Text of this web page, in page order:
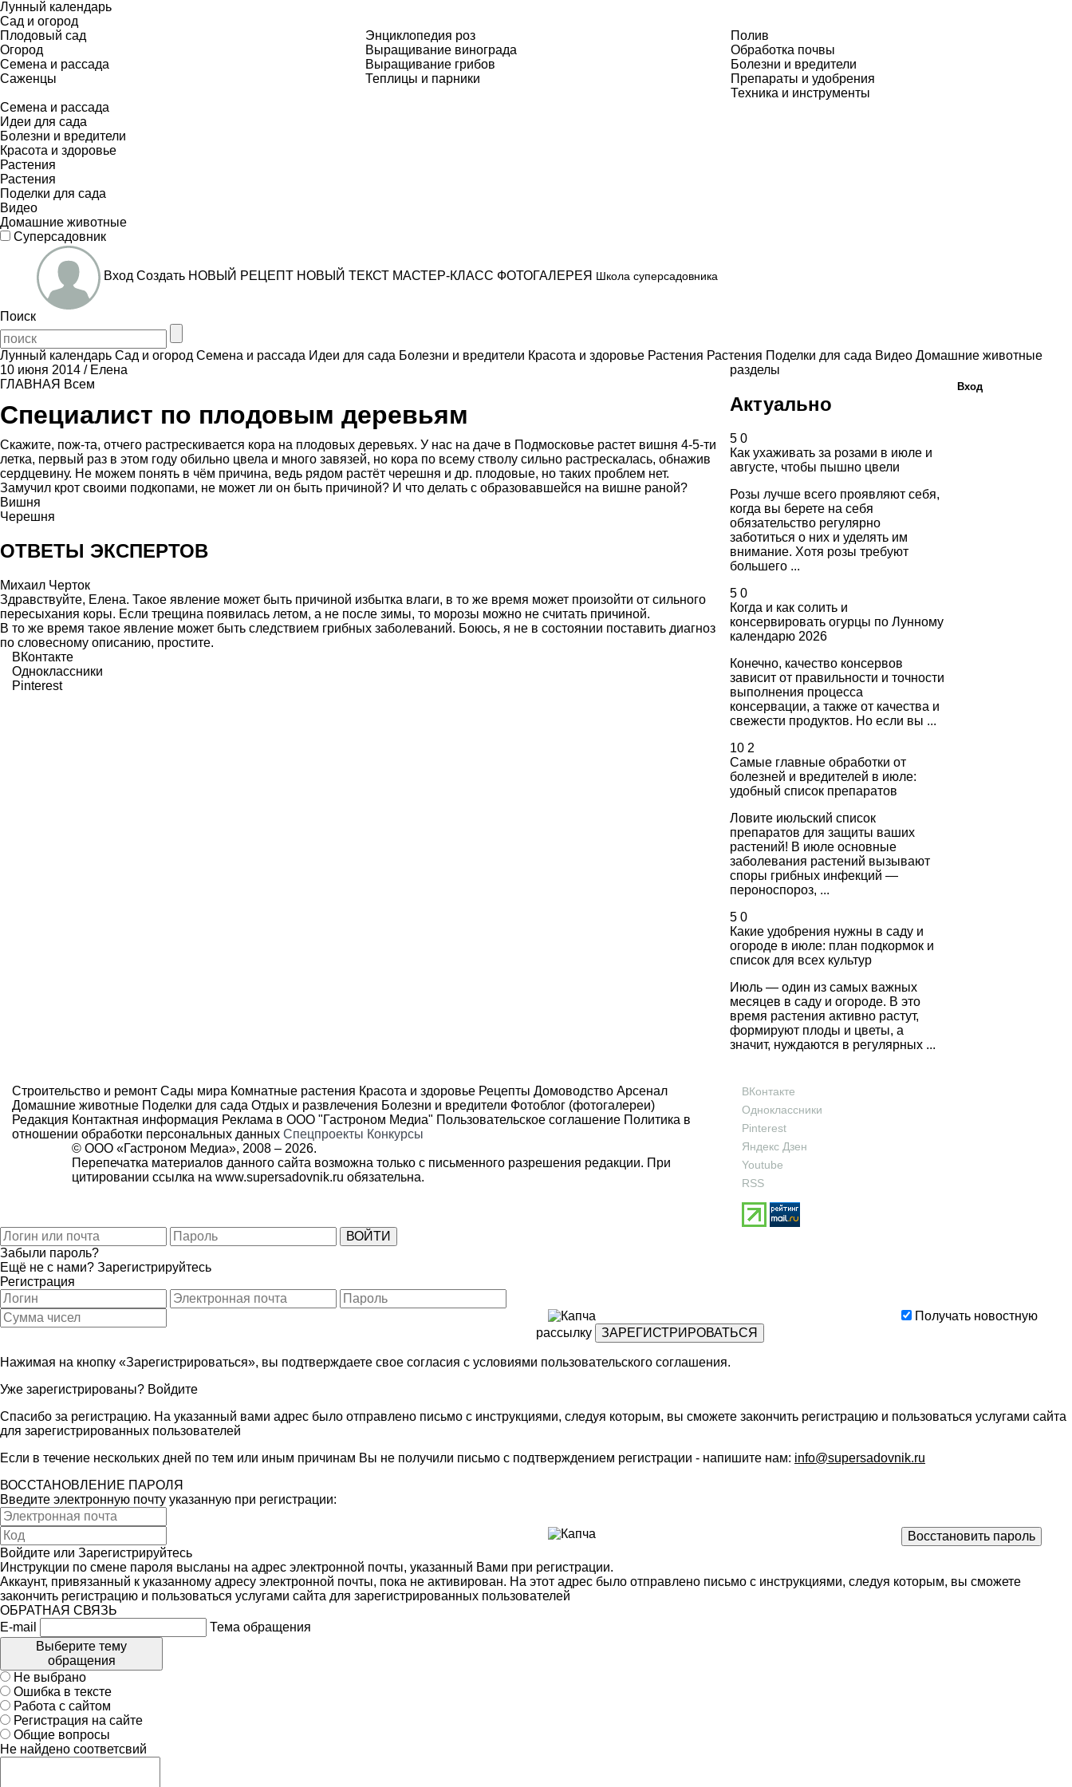
Лунный календарь
Сад и огород
Плодовый сад
Огород
Семена и рассада
Саженцы
Энциклопедия роз
Выращивание винограда
Выращивание грибов
Теплицы и парники
Полив
Обработка почвы
Болезни и вредители
Препараты и удобрения
Техника и инструменты
Семена и рассада
Идеи для сада
Болезни и вредители
Красота и здоровье
Растения
Растения
Поделки для сада
Видео
Домашние животные
Суперсадовник
Вход Создать НОВЫЙ РЕЦЕПТ НОВЫЙ ТЕКСТ МАСТЕР-КЛАСС ФОТОГАЛЕРЕЯ Школа суперсадовника
Поиск
Лунный календарь Сад и огород Семена и рассада Идеи для сада Болезни и вредители Красота и здоровье Растения Растения Поделки для сада Видео Домашние животные
10 июня 2014 / Елена
ГЛАВНАЯ Всем
Специалист по плодовым деревьям
Скажите, пож-та, отчего растрескивается кора на плодовых деревьях. У нас на даче в Подмосковье растет вишня 4-5-ти
летка, первый раз в этом году обильно цвела и много завязей, но кора по всему стволу сильно растрескалась, обнажив
сердцевину. Не можем понять в чём причина, ведь рядом растёт черешня и др. плодовые, но таких проблем нет.
Замучил крот своими подкопами, не может ли он быть причиной? И что делать с образовавшейся на вишне раной?
Вишня
Черешня
ОТВЕТЫ ЭКСПЕРТОВ
Михаил Черток
Здравствуйте, Елена. Такое явление может быть причиной избытка влаги, в то же время может произойти от сильного
пересыхания коры. Если трещина появилась летом, а не после зимы, то морозы можно не считать причиной.
В то же время такое явление может быть следствием грибных заболеваний. Боюсь, я не в состоянии поставить диагноз
по словесному описанию, простите.
ВКонтакте
Одноклассники
Pinterest
разделы
Актуально
5 0
Как ухаживать за розами в июле и
августе, чтобы пышно цвели
Розы лучше всего проявляют себя,
когда вы берете на себя
обязательство регулярно
заботиться о них и уделять им
внимание. Хотя розы требуют
большего ...
5 0
Когда и как солить и
консервировать огурцы по Лунному
календарю 2026
Конечно, качество консервов
зависит от правильности и точности
выполнения процесса
консервации, а также от качества и
свежести продуктов. Но если вы ...
10 2
Самые главные обработки от
болезней и вредителей в июле:
удобный список препаратов
Ловите июльский список
препаратов для защиты ваших
растений! В июле основные
заболевания растений вызывают
споры грибных инфекций —
пероноспороз, ...
5 0
Какие удобрения нужны в саду и
огороде в июле: план подкормок и
список для всех культур
Июль — один из самых важных
месяцев в саду и огороде. В это
время растения активно растут,
формируют плоды и цветы, а
значит, нуждаются в регулярных ...
Строительство и ремонт Сады мира Комнатные растения Красота и здоровье Рецепты Домоводство Арсенал
Домашние животные Поделки для сада Отдых и развлечения Болезни и вредители Фотоблог (фотогалереи)
Редакция Контактная информация Реклама в ООО "Гастроном Медиа" Пользовательское соглашение Политика в
отношении обработки персональных данных Спецпроекты Конкурсы
© ООО «Гастроном Медиа», 2008 – 2026.
Перепечатка материалов данного сайта возможна только с письменного разрешения редакции. При
цитировании ссылка на www.supersadovnik.ru обязательна.
ВКонтакте
Одноклассники
Pinterest
Яндекс Дзен
Youtube
RSS
Вход
Забыли пароль?
Ещё не с нами? Зарегистрируйтесь
Регистрация
Получать новостную
рассылку
Нажимая на кнопку «Зарегистрироваться», вы подтверждаете свое согласия с условиями пользовательского соглашения.
Уже зарегистрированы? Войдите
Спасибо за регистрацию. На указанный вами адрес было отправлено письмо с инструкциями, следуя которым, вы сможете закончить регистрацию и пользоваться услугами сайта
для зарегистрированных пользователей
Если в течение нескольких дней по тем или иным причинам Вы не получили письмо с подтверждением регистрации - напишите нам: info@supersadovnik.ru
ВОССТАНОВЛЕНИЕ ПАРОЛЯ
Введите электронную почту указанную при регистрации:
Войдите или Зарегистрируйтесь
Инструкции по смене пароля высланы на адрес электронной почты, указанный Вами при регистрации.
Аккаунт, привязанный к указанному адресу электронной почты, пока не активирован. На этот адрес было отправлено письмо с инструкциями, следуя которым, вы сможете
закончить регистрацию и пользоваться услугами сайта для зарегистрированных пользователей
ОБРАТНАЯ СВЯЗЬ
E-mail
Тема обращения
Выберите тему
обращения
Не выбрано
Ошибка в тексте
Работа с сайтом
Регистрация на сайте
Общие вопросы
Не найдено соответсвий